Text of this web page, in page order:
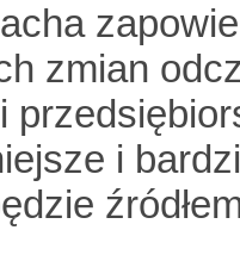
zmian
i